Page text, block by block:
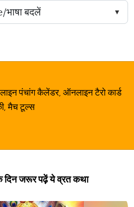
पंचांग कैलेंडर, ऑनलाइन टैरो कार्ड
मैच टूल्स
दिन जरूर पढ़ें ये व्रत कथा